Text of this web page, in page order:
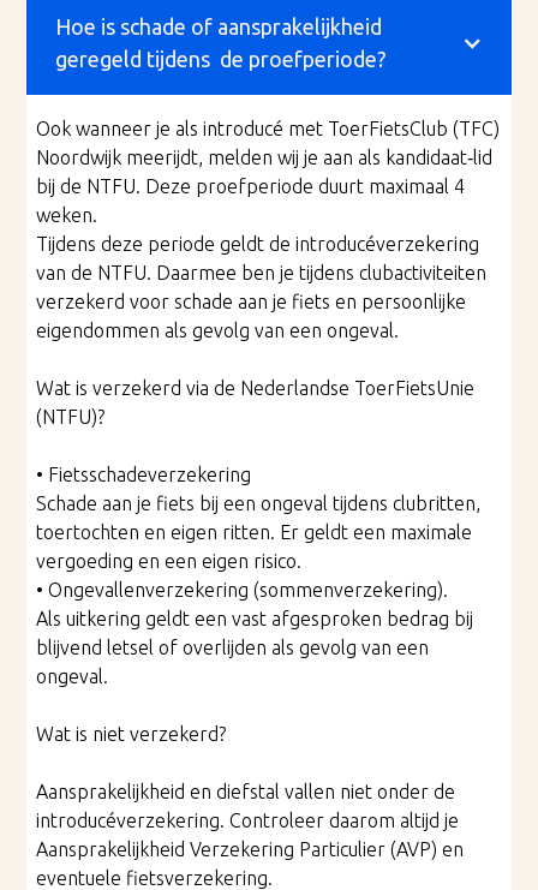
Hoe is schade of aansprakelijkheid
geregeld tijdens de proefperiode?
Ook wanneer je als introducé met ToerFietsClub (TFC)
Noordwijk meerijdt, melden wij je aan als kandidaat‑lid
bij de NTFU. Deze proefperiode duurt maximaal 4
weken.
Tijdens deze periode geldt de introducéverzekering
van de NTFU. Daarmee ben je tijdens clubactiviteiten
verzekerd voor schade aan je fiets en persoonlijke
eigendommen als gevolg van een ongeval.
Wat is verzekerd via de Nederlandse ToerFietsUnie
(NTFU)?
• Fietsschadeverzekering
Schade aan je fiets bij een ongeval tijdens clubritten,
toertochten en eigen ritten. Er geldt een maximale
vergoeding en een eigen risico.
• Ongevallenverzekering (sommenverzekering).
Als uitkering geldt een vast afgesproken bedrag bij
blijvend letsel of overlijden als gevolg van een
ongeval.
Wat is niet verzekerd?
Aansprakelijkheid en diefstal vallen niet onder de
introducéverzekering. Controleer daarom altijd je
Aansprakelijkheid Verzekering Particulier (AVP) en
eventuele fietsverzekering.